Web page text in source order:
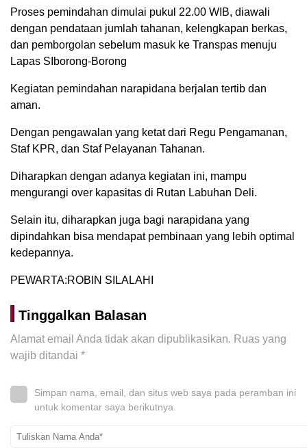
Proses pemindahan dimulai pukul 22.00 WIB, diawali
dengan pendataan jumlah tahanan, kelengkapan berkas,
dan pemborgolan sebelum masuk ke Transpas menuju
Lapas SIborong-Borong
Kegiatan pemindahan narapidana berjalan tertib dan
aman.
Dengan pengawalan yang ketat dari Regu Pengamanan,
Staf KPR, dan Staf Pelayanan Tahanan.
Diharapkan dengan adanya kegiatan ini, mampu
mengurangi over kapasitas di Rutan Labuhan Deli.
Selain itu, diharapkan juga bagi narapidana yang
dipindahkan bisa mendapat pembinaan yang lebih optimal
kedepannya.
PEWARTA:ROBIN SILALAHI
Tinggalkan Balasan
Alamat email Anda tidak akan dipublikasikan. Ruas yang
wajib ditandai *
Simpan nama, email, dan situs web saya pada peramban ini
untuk komentar saya berikutnya.